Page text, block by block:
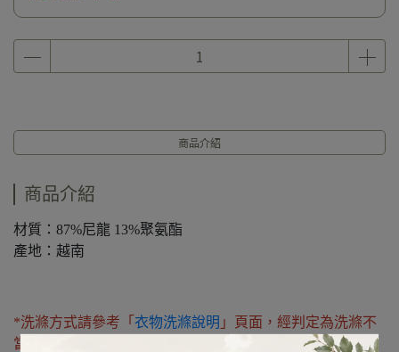
商品介紹
商品介紹
材質：87%尼龍 13%聚氨酯
產地：越南
*洗滌方式請參考「 衣物洗滌說明 」頁面，經判定為洗滌不
當則不在保固範圍內，請多加注意。